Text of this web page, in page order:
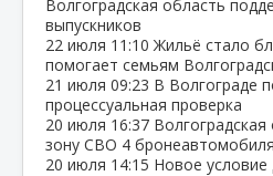
Волгоградская область
выпускников
22 июля 11:10 Жильё стало
помогает семьям
21 июля 09:23 В Волгограде
процессуальная проверка
20 июля 16:37
зону СВО 4
20 июля 14:15 Новое условие